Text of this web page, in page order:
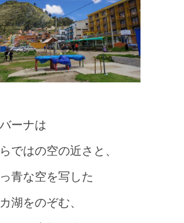
ーナは
ではの空の近さと、
青な空を写した
湖をのぞむ、